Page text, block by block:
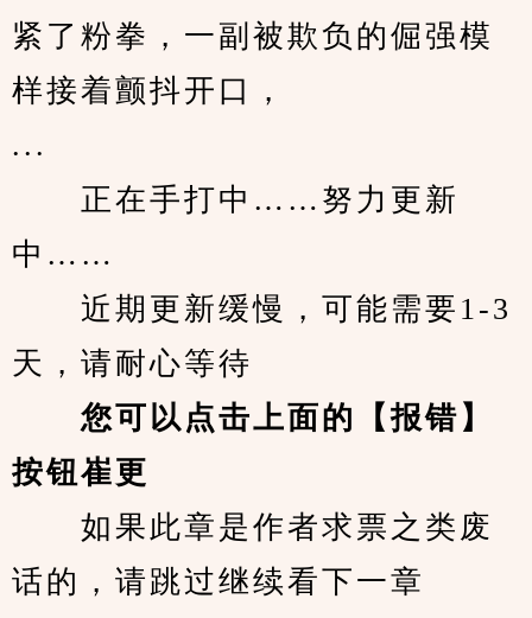
紧了粉拳，一副被欺负的倔强模
样接着颤抖开口，
...
正在手打中……努力更新
中……
近期更新缓慢，可能需要1-3
天，请耐心等待
您可以点击上面的【报错】
按钮崔更
如果此章是作者求票之类废
话的，请跳过继续看下一章